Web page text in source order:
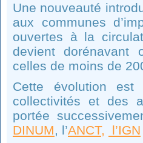
Une nouveauté
aux communes
ouvertes à la
devient dorénavant
celles de moins de
Cette évolution est
collectivités et des
portée
DINUM, l’ANCT, l’IGN